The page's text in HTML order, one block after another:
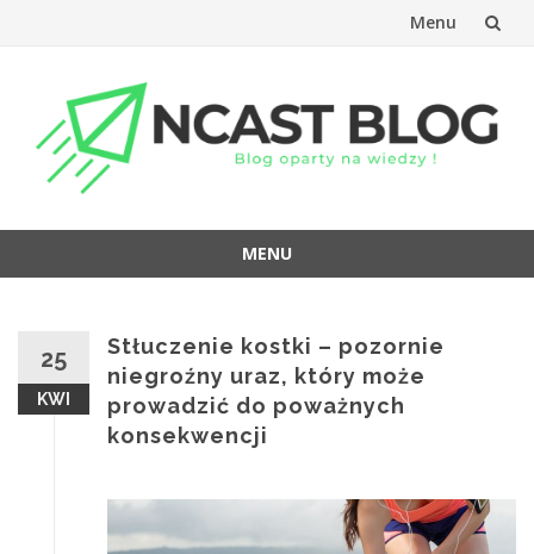
Menu
treści
MENU
25
KWI
Stłuczenie kostki – pozornie
niegroźny uraz, który może
prowadzić do poważnych
konsekwencji